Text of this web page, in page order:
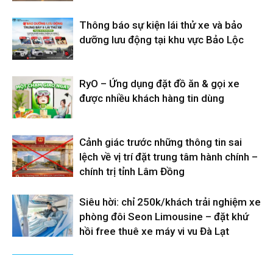
Thông báo sự kiện lái thử xe và bảo
dưỡng lưu động tại khu vực Bảo Lộc
RyO – Ứng dụng đặt đồ ăn & gọi xe
được nhiều khách hàng tin dùng
Cảnh giác trước những thông tin sai
lệch về vị trí đặt trung tâm hành chính –
chính trị tỉnh Lâm Đồng
Siêu hời: chỉ 250k/khách trải nghiệm xe
phòng đôi Seon Limousine – đặt khứ
hồi free thuê xe máy vi vu Đà Lạt